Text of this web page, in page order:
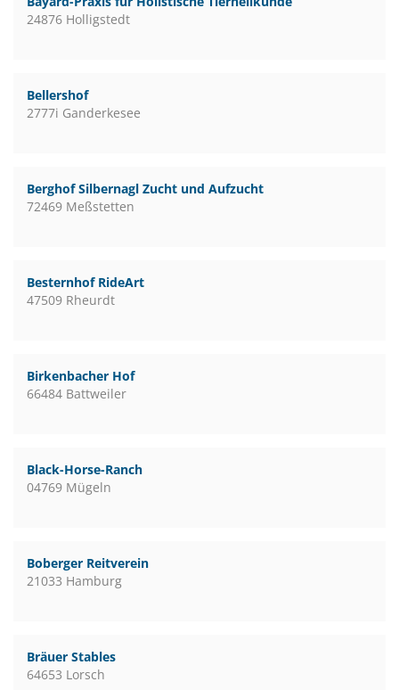
24876 Holligstedt
Bellershof
2777i Ganderkesee
Berghof Silbernagl Zucht und Aufzucht
72469 Meßstetten
Besternhof RideArt
47509 Rheurdt
Birkenbacher Hof
66484 Battweiler
Black-Horse-Ranch
04769 Mügeln
Boberger Reitverein
21033 Hamburg
Bräuer Stables
64653 Lorsch